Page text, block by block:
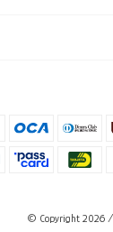
© Copyright 2026 /